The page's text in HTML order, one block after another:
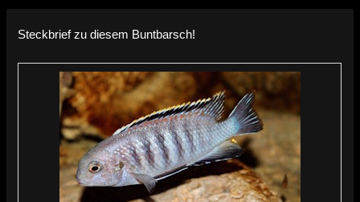
Steckbrief zu diesem Buntbarsch!